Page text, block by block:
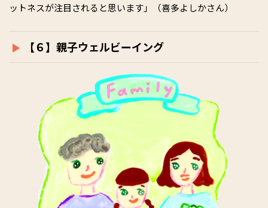
ットネスが注目されると思います」（喜多よしかさん）
【６】親子ウェルビーイング